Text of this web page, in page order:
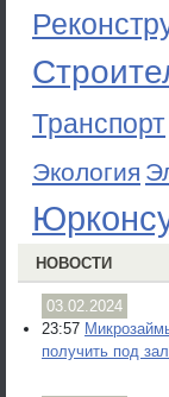
Транспорт
Экология
НОВОСТИ
03.02.2024
23:57
получить под